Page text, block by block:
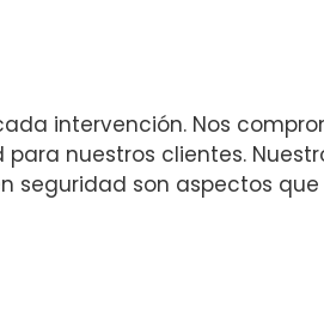
intervención. Nos
nuestros clientes.
seguridad son aspectos que